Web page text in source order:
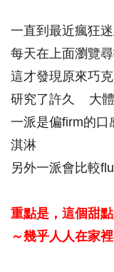
一直到最近瘋狂
每天在上面瀏覽
這才發現原來巧
研究了許久 大體
一派是偏firm的
淇淋
另外一派會比較
重點是，這個甜
～幾乎人人在家